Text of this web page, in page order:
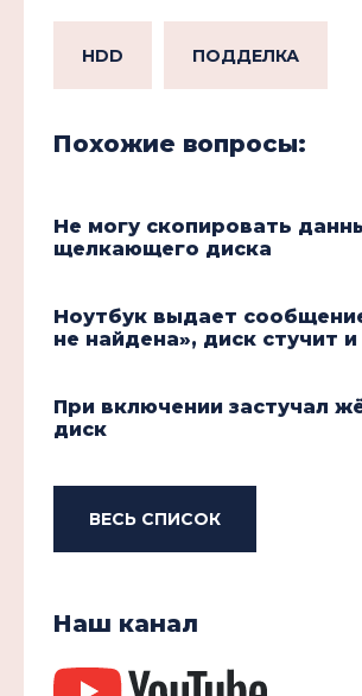
HDD ПОДДЕЛКА
Похожие вопросы:
Не могу скопировать
щелкающего диска
Ноутбук выдает
не найдена», диск стучит и
При включении застучал
диск
ВЕСЬ СПИСОК
Наш канал